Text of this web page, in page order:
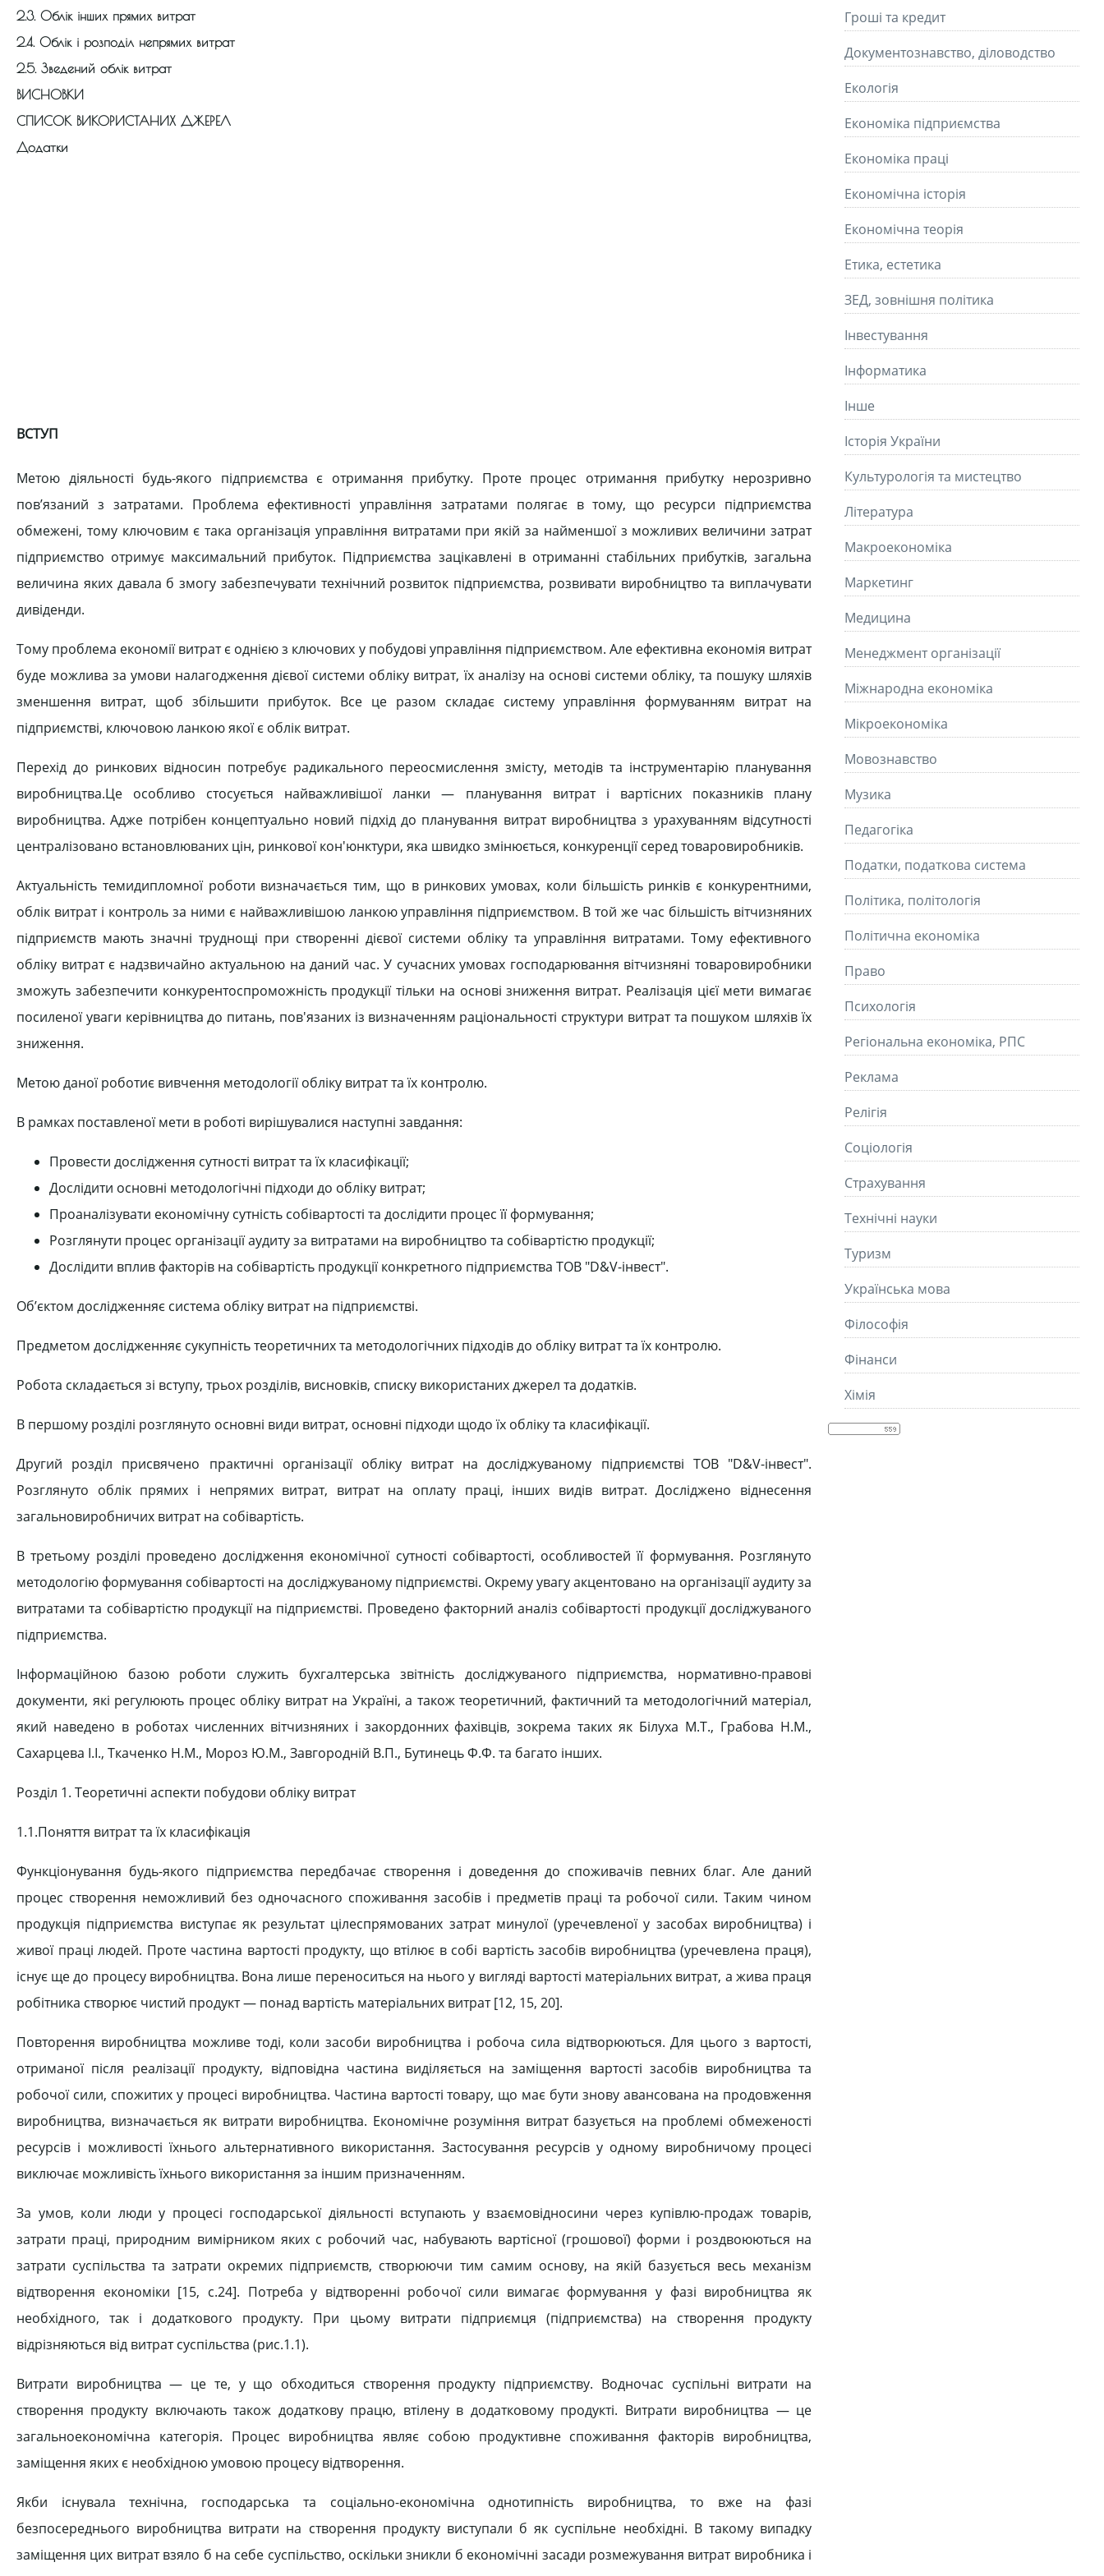
2.3. Облік інших прямих витрат
2.4. Облік і розподіл непрямих витрат
2.5. Зведений облік витрат
ВИСНОВКИ
СПИСОК ВИКОРИСТАНИХ ДЖЕРЕЛ
Додатки
ВСТУП
Метою діяльності будь-якого підприємства є отримання прибутку. Проте процес отримання прибутку нерозривно
пов’язаний з затратами. Проблема ефективності управління затратами полягає в тому, що ресурси підприємства
обмежені, тому ключовим є така організація управління витратами при якій за найменшої з можливих величини затрат
підприємство отримує максимальний прибуток. Підприємства зацікавлені в отриманні стабільних прибутків, загальна
величина яких давала б змогу забезпечувати технічний розвиток підприємства, розвивати виробництво та виплачувати
дивіденди.
Тому проблема економії витрат є однією з ключових у побудові управління підприємством. Але ефективна економія витрат
буде можлива за умови налагодження дієвої системи обліку витрат, їх аналізу на основі системи обліку, та пошуку шляхів
зменшення витрат, щоб збільшити прибуток. Все це разом складає систему управління формуванням витрат на
підприємстві, ключовою ланкою якої є облік витрат.
Перехід до ринкових відносин потребує радикального переосмислення змісту, методів та інструментарію планування
виробництва.Це особливо стосується найважливішої ланки — планування витрат і вартісних показників плану
виробництва. Адже потрібен концептуально новий підхід до планування витрат виробництва з урахуванням відсутності
централізовано встановлюваних цін, ринкової кон'юнктури, яка швидко змінюється, конкуренції серед товаровиробників.
Актуальність темидипломної роботи визначається тим, що в ринкових умовах, коли більшість ринків є конкурентними,
облік витрат і контроль за ними є найважливішою ланкою управління підприємством. В той же час більшість вітчизняних
підприємств мають значні труднощі при створенні дієвої системи обліку та управління витратами. Тому ефективного
обліку витрат є надзвичайно актуальною на даний час. У сучасних умовах господарювання вітчизняні товаровиробники
зможуть забезпечити конкурентоспроможність продукції тільки на основі зниження витрат. Реалізація цієї мети вимагає
посиленої уваги керівництва до питань, пов'язаних із визначенням раціональності структури витрат та пошуком шляхів їх
зниження.
Метою даної роботиє вивчення методології обліку витрат та їх контролю.
В рамках поставленої мети в роботі вирішувалися наступні завдання:
Провести дослідження сутності витрат та їх класифікації;
Дослідити основні методологічні підходи до обліку витрат;
Проаналізувати економічну сутність собівартості та дослідити процес її формування;
Розглянути процес організації аудиту за витратами на виробництво та собівартістю продукції;
Дослідити вплив факторів на собівартість продукції конкретного підприємства ТОВ "D&V-інвест".
Об’єктом дослідженняє система обліку витрат на підприємстві.
Предметом дослідженняє сукупність теоретичних та методологічних підходів до обліку витрат та їх контролю.
Робота складається зі вступу, трьох розділів, висновків, списку використаних джерел та додатків.
В першому розділі розглянуто основні види витрат, основні підходи щодо їх обліку та класифікації.
Другий розділ присвячено практичні організації обліку витрат на досліджуваному підприємстві ТОВ "D&V-інвест".
Розглянуто облік прямих і непрямих витрат, витрат на оплату праці, інших видів витрат. Досліджено віднесення
загальновиробничих витрат на собівартість.
В третьому розділі проведено дослідження економічної сутності собівартості, особливостей її формування. Розглянуто
методологію формування собівартості на досліджуваному підприємстві. Окрему увагу акцентовано на організації аудиту за
витратами та собівартістю продукції на підприємстві. Проведено факторний аналіз собівартості продукції досліджуваного
підприємства.
Інформаційною базою роботи служить бухгалтерська звітність досліджуваного підприємства, нормативно-правові
документи, які регулюють процес обліку витрат на Україні, а також теоретичний, фактичний та методологічний матеріал,
який наведено в роботах численних вітчизняних і закордонних фахівців, зокрема таких як Білуха М.Т., Грабова Н.М.,
Сахарцева І.І., Ткаченко Н.М., Мороз Ю.М., Завгородній В.П., Бутинець Ф.Ф. та багато інших.
Розділ 1. Теоретичні аспекти побудови обліку витрат
1.1.Поняття витрат та їх класифікація
Функціонування будь-якого підприємства передбачає створення і доведення до споживачів певних благ. Але даний
процес створення неможливий без одночасного споживання засобів і предметів праці та робочої сили. Таким чином
продукція підприємства виступає як результат цілеспрямованих затрат минулої (уречевленої у засобах виробництва) і
живої праці людей. Проте частина вартості продукту, що втілює в собі вартість засобів виробництва (уречевлена праця),
існує ще до процесу виробництва. Вона лише переноситься на нього у вигляді вартості матеріальних витрат, а жива праця
робітника створює чистий продукт — понад вартість матеріальних витрат [12, 15, 20].
Повторення виробництва можливе тоді, коли засоби виробництва і робоча сила відтворюються. Для цього з вартості,
отриманої після реалізації продукту, відповідна частина виділяється на заміщення вартості засобів виробництва та
робочої сили, спожитих у процесі виробництва. Частина вартості товару, що має бути знову авансована на продовження
виробництва, визначається як витрати виробництва. Економічне розуміння витрат базується на проблемі обмеженості
ресурсів і можливості їхнього альтернативного використання. Застосування ресурсів у одному виробничому процесі
виключає можливість їхнього використання за іншим призначенням.
За умов, коли люди у процесі господарської діяльності вступають у взаємовідносини через купівлю-продаж товарів,
затрати праці, природним вимірником яких с робочий час, набувають вартісної (грошової) форми і роздвоюються на
затрати суспільства та затрати окремих підприємств, створюючи тим самим основу, на якій базується весь механізм
відтворення економіки [15, c.24]. Потреба у відтворенні робочої сили вимагає формування у фазі виробництва як
необхідного, так і додаткового продукту. При цьому витрати підприємця (підприємства) на створення продукту
відрізняються від витрат суспільства (рис.1.1).
Витрати виробництва — це те, у що обходиться створення продукту підприємству. Водночас суспільні витрати на
створення продукту включають також додаткову працю, втілену в додатковому продукті. Витрати виробництва — це
загальноекономічна категорія. Процес виробництва являє собою продуктивне споживання факторів виробництва,
заміщення яких є необхідною умовою процесу відтворення.
Якби існувала технічна, господарська та соціально-економічна однотипність виробництва, то вже на фазі
безпосереднього виробництва витрати на створення продукту виступали б як суспільне необхідні. В такому випадку
заміщення цих витрат взяло б на себе суспільство, оскільки зникли б економічні засади розмежування витрат виробника і
Гроші та кредит
Документознавство, діловодство
Екологія
Економіка підприємства
Економіка праці
Економічна історія
Економічна теорія
Етика, естетика
ЗЕД, зовнішня політика
Інвестування
Інформатика
Інше
Історія України
Культурологія та мистецтво
Літературa
Макроекономіка
Маркетинг
Медицина
Менеджмент організації
Міжнародна економіка
Мікроекономіка
Мовознавство
Музика
Педагогіка
Податки, податкова система
Політика, політологія
Політична економіка
Право
Психологія
Регіональна економіка, РПС
Реклама
Релігія
Соціологія
Страхування
Технічні науки
Туризм
Українська мова
Філософія
Фінанси
Хімія